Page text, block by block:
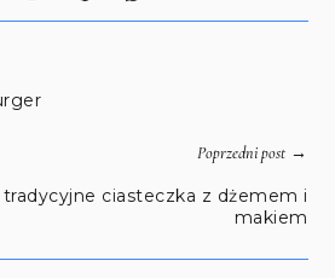
Poprzedni post→
ciasteczka z dżemem i
makiem